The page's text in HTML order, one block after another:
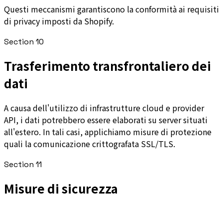
Questi meccanismi garantiscono la conformità ai requisiti
di privacy imposti da Shopify.
Section 10
Trasferimento transfrontaliero dei
dati
A causa dell'utilizzo di infrastrutture cloud e provider
API, i dati potrebbero essere elaborati su server situati
all'estero. In tali casi, applichiamo misure di protezione
quali la comunicazione crittografata SSL/TLS.
Section 11
Misure di sicurezza